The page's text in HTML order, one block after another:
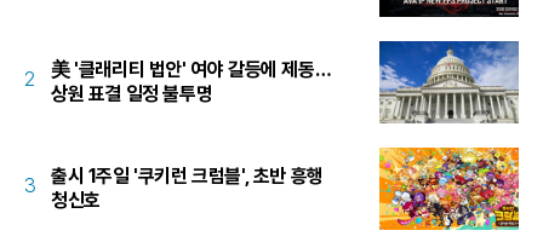
2
美 '클래리티 법안' 여야 갈등에 제동…
상원 표결 일정 불투명
3
출시 1주일 '쿠키런 크럼블', 초반 흥행
청신호